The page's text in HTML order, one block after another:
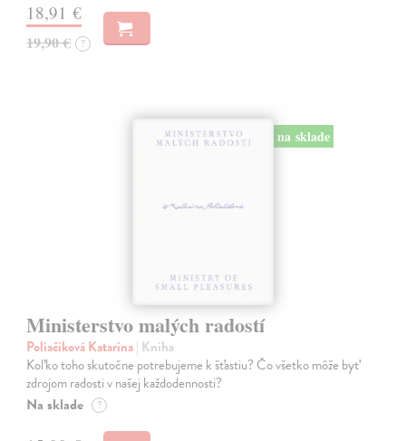
18,91 €
19,90 € ?
na sklade
Ministerstvo malých radostí
Poliačiková Katarína| Kniha
Koľko toho skutočne potrebujeme k šťastiu? Čo všetko môže byť
zdrojom radosti v našej každodennosti?
Na sklade ?